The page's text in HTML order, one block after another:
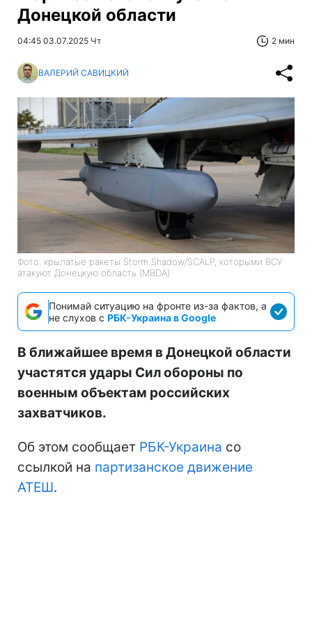
Донецкой области
04:45 03.07.2025 Чт 2 мин
ВАЛЕРИЙ САВИЦКИЙ
Фото: крылатые ракеты Storm Shadow/SCALP, которыми ВСУ
атакуют Донецкую область (MBDA)
Понимай ситуацию на фронте из-за фактов, а
не слухов с РБК-Украина в Google
В ближайшее время в Донецкой области
участятся удары Сил обороны по
военным объектам российских
захватчиков.
Об этом сообщает РБК-Украина со
ссылкой на партизанское движение
АТЕШ.